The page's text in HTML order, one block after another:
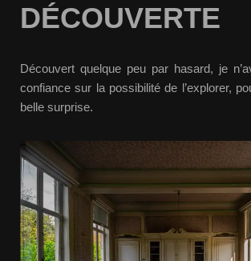
DÉCOUVERTE
Découvert quelque peu par hasard, je
confiance sur la possibilité de l’explorer,
belle surprise.